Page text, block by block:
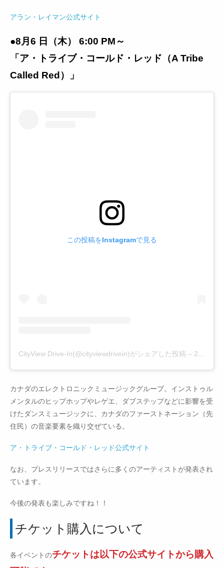
アラン・レイマン公式サイト
●8月6 日（木） 6:00 PM～
「ア・トライブ・コールド・レッド（A Tribe
Called Red）」
この投稿をInstagramで見る
CityView Drive-In(@cityviewdrivein)がシェアした投稿 – 2020年 6月月30日午前5時01分PDT
カナダのエレクトロニックミュージックグループ。インストゥル
メンタルのヒップホップやレゲエ、ダブステップなどに影響を受
けたダンスミュージックに、カナダのファーストネーション（先
住民）の音楽要素を織り交ぜている。
ア・トライブ・コールド・レッド公式サイト
なお、プレスリリースではさらに多くのアーティストが発表され
ています。
今後の発表も楽しみですね！！
チケット購入について
各イベントのチケットは以下の公式サイトから購入